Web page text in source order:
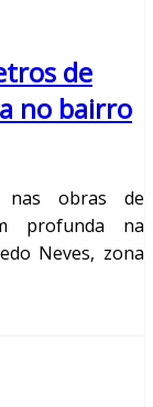
de
no bairro
nas obras de
profunda na
Neves, zona